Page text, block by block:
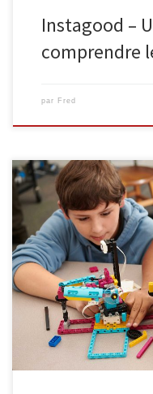
Instagood –
comprendre
par Fred
Destinés aux enfants de 7
robotique LEGO invitent
bases de la
propre robot, ils
! Rendez-vous le